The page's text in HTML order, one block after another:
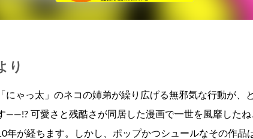
り
にゃっ太」のネコの姉弟が繰り広げる無邪気な行動が、
——!? 可愛さと残酷さが同居した漫画で一世を風靡した
年が経ちます。しかし、ポップかつシュールなその作品